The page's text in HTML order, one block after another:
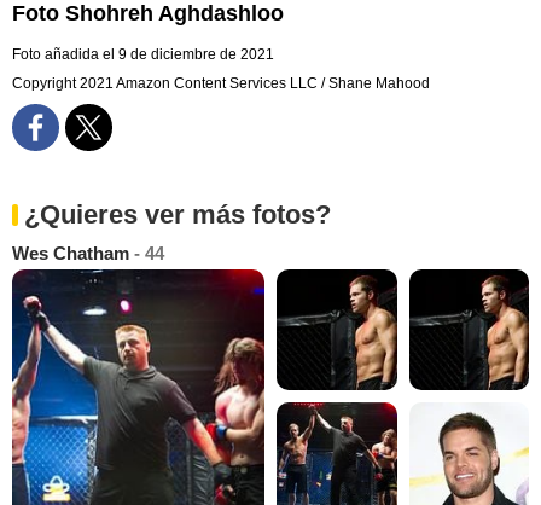
Foto Shohreh Aghdashloo
Foto añadida el 9 de diciembre de 2021
Copyright 2021 Amazon Content Services LLC / Shane Mahood
¿Quieres ver más fotos?
Wes Chatham - 44